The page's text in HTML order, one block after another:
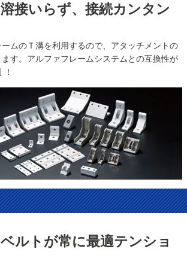
溶接いらず、接続カンタン
ムのＴ溝を利用するので、アタッチメントの
す。アルファフレームシステムとの互換性が
ベルトが常に最適テンショ